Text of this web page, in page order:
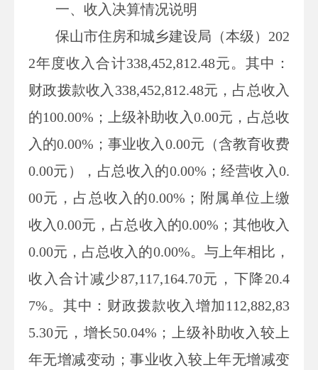
一、收入决算情况说明
保山市住房和城乡建设局（本级） 202
2年度收入合计338,452,812.48元。其中：
财政拨款收入 338,452,812.48元，占总收入
的100.00% ；上级补助收入0.00元，占总收
入的0.00% ；事业收入 0.00元（含教育收费
0.00元），占总收入的0.00% ；经营收入0.
00元，占总收入的0.00% ；附属单位上缴
收入0.00元，占总收入的0.00% ；其他收入
0.00元，占总收入的0.00%。与上年相比，
收入合计减少87,117,164.70元，下降20.4
7%。其中：财政拨款收入增加 112,882,83
5.30元，增长50.04% ；上级补助收入较上
年无增减变动；事业收入较上年无增减变